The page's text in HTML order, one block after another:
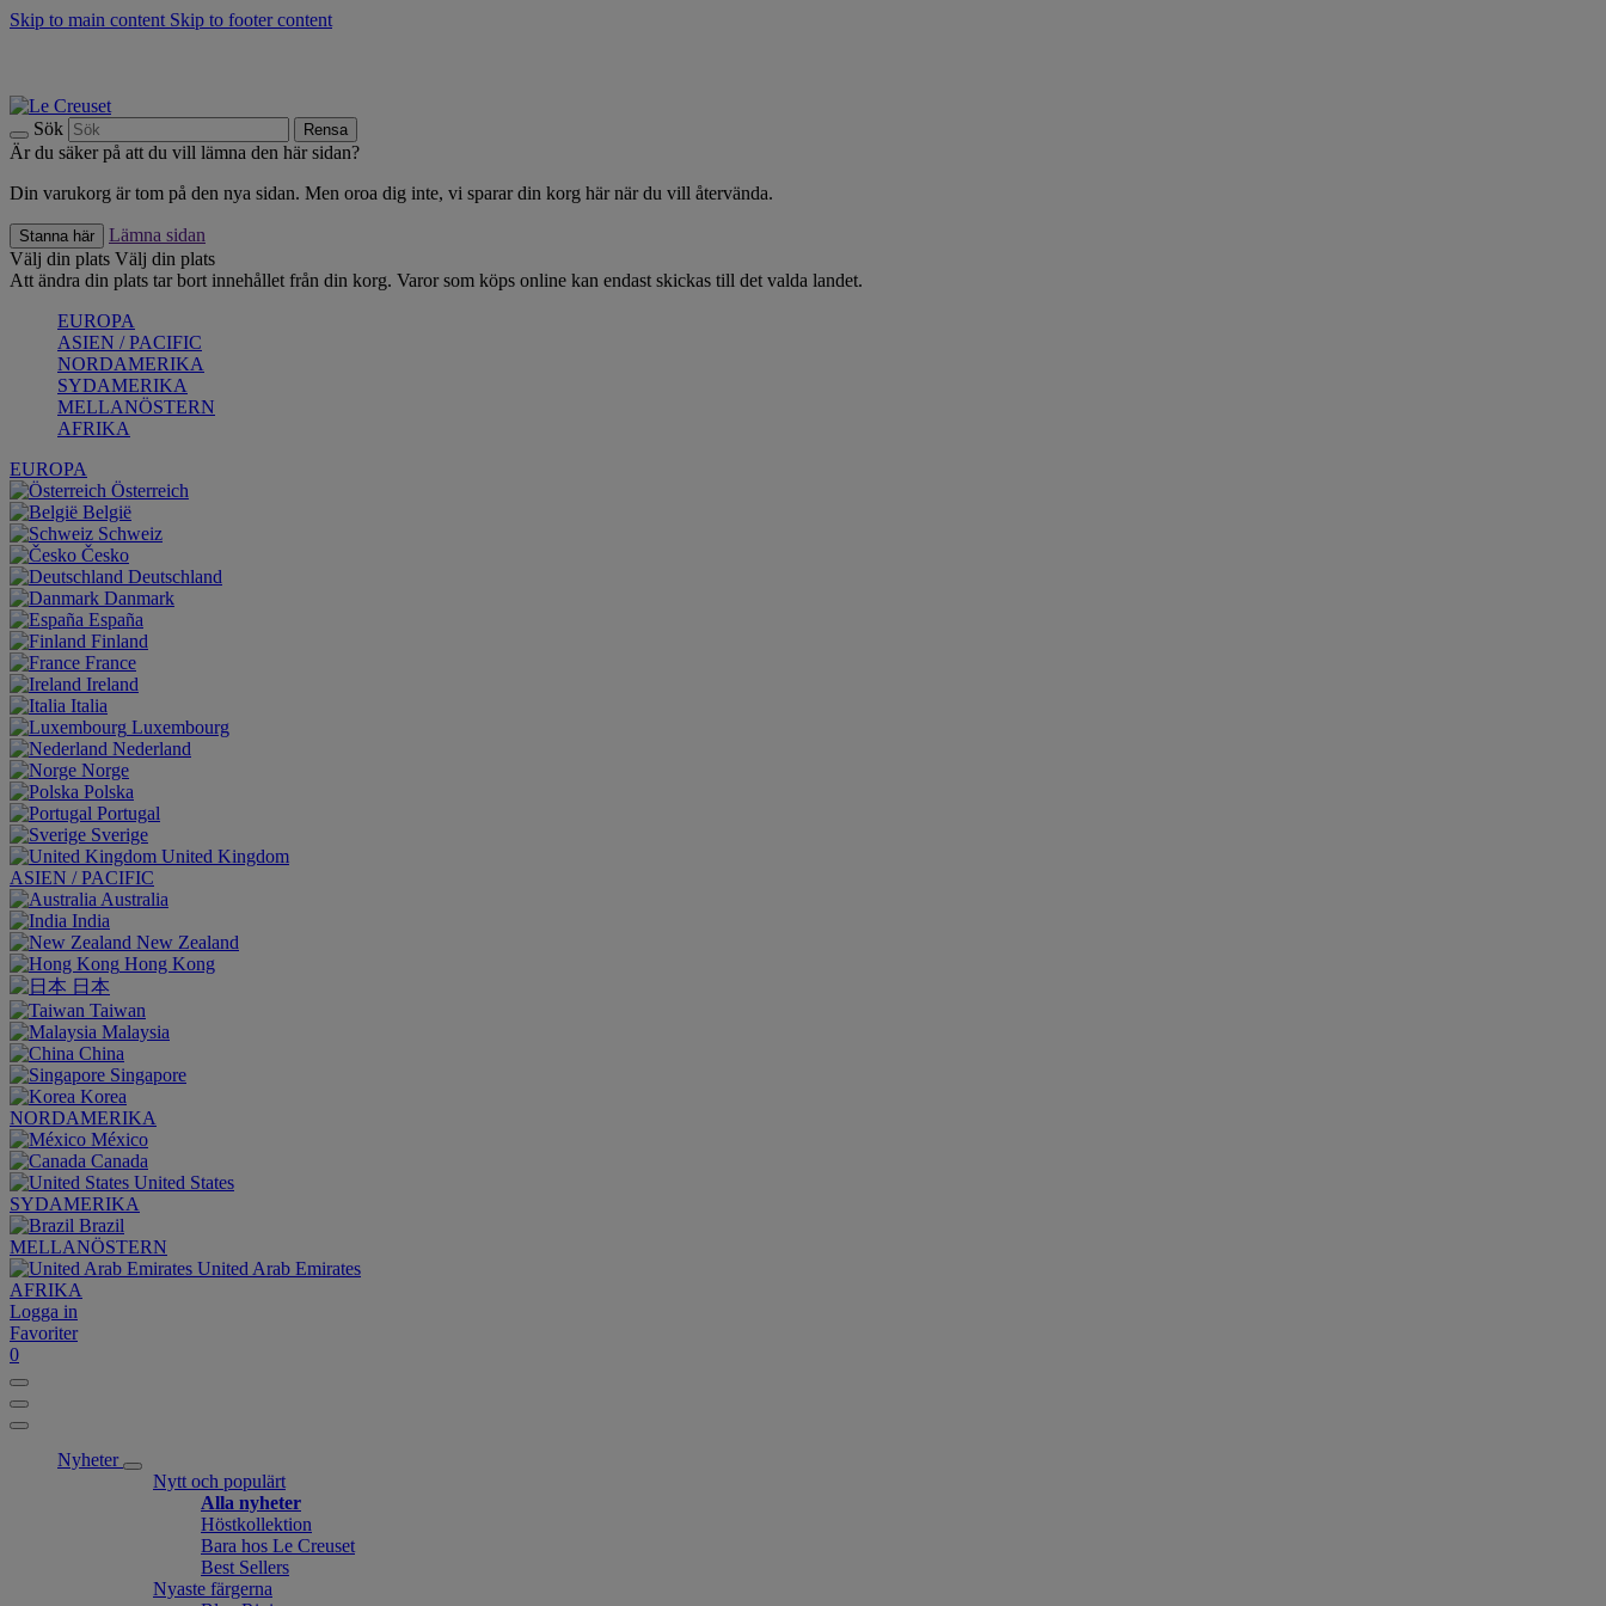
Skip to main content Skip to footer content
Sök Rensa
Är du säker på att du vill lämna den här sidan?
Din varukorg är tom på den nya sidan. Men oroa dig inte, vi sparar din korg här när du vill återvända.
Stanna här
Lämna sidan
Välj din plats Välj din plats
Att ändra din plats tar bort innehållet från din korg. Varor som köps online kan endast skickas till det valda landet.
EUROPA
ASIEN / PACIFIC
NORDAMERIKA
SYDAMERIKA
MELLANÖSTERN
AFRIKA
EUROPA
Österreich
België
Schweiz
Česko
Deutschland
Danmark
España
Finland
France
Ireland
Italia
Luxembourg
Nederland
Norge
Polska
Portugal
Sverige
United Kingdom
ASIEN / PACIFIC
Australia
India
New Zealand
Hong Kong
日本
Taiwan
Malaysia
China
Singapore
Korea
NORDAMERIKA
México
Canada
United States
SYDAMERIKA
Brazil
MELLANÖSTERN
United Arab Emirates
AFRIKA
Logga in
Favoriter
0
Nyheter
Nytt och populärt
Alla nyheter
Höstkollektion
Bara hos Le Creuset
Best Sellers
Nyaste färgerna